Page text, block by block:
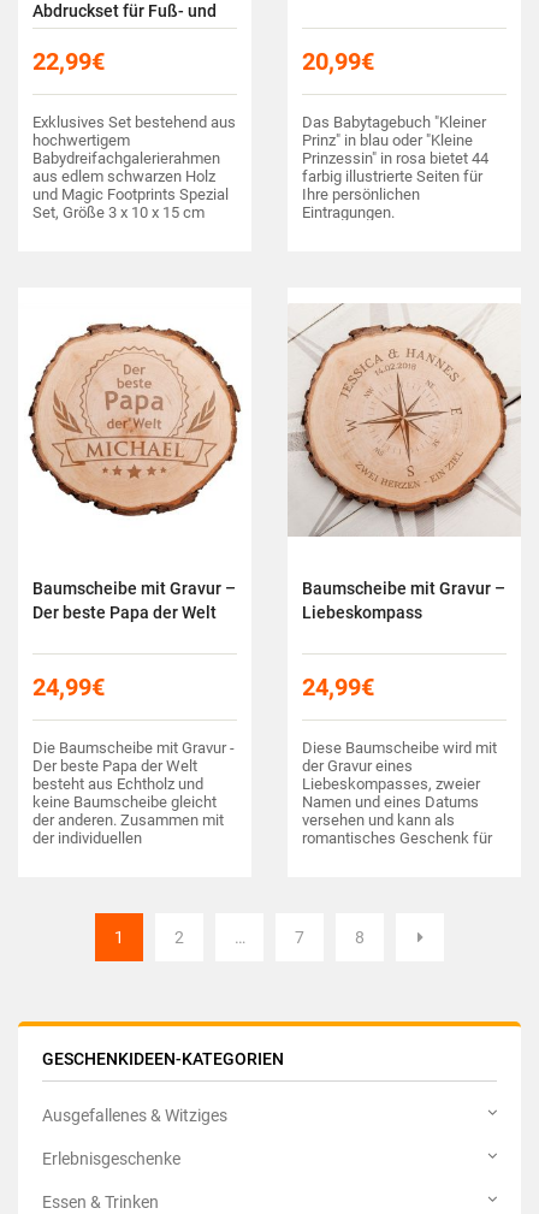
GESCHENKIDEEN-KATEGORIEN
Ausgefallenes & Witziges
Erlebnisgeschenke
Essen & Trinken
Abdruckset für Fuß- und
Handabdruck
22,99€
Exklusives Set bestehend aus
hochwertigem
Babydreifachgalerierahmen
aus edlem schwarzen Holz
und Magic Footprints Spezial
Set, Größe 3 x 10 x 15 cm
20,99€
Das Babytagebuch "Kleiner
Prinz" in blau oder "Kleine
Prinzessin" in rosa bietet 44
farbig illustrierte Seiten für
Ihre persönlichen
Eintragungen.
Baumscheibe mit Gravur –
Der beste Papa der Welt
24,99€
Die Baumscheibe mit Gravur -
Der beste Papa der Welt
besteht aus Echtholz und
keine Baumscheibe gleicht
der anderen. Zusammen mit
der individuellen
Baumscheibe mit Gravur –
Liebeskompass
24,99€
Diese Baumscheibe wird mit
der Gravur eines
Liebeskompasses, zweier
Namen und eines Datums
versehen und kann als
romantisches Geschenk für
1 2 … 7 8